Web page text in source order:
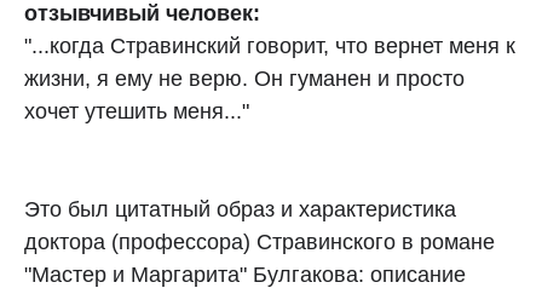
отзывчивый человек:
"...когда Стравинский говорит, что вернет меня к
жизни, я ему не верю. Он гуманен и просто
хочет утешить меня..."
Это был цитатный образ и характеристика
доктора (профессора) Стравинского в романе
"Мастер и Маргарита" Булгакова: описание